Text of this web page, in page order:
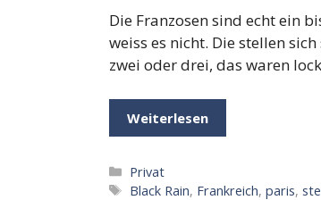
Die Franzosen sind echt ein
weiss es nicht. Die stellen
zwei oder drei, das waren
Weiterlesen
Kategorien
Privat
Schlagwörter
Black Rain, Frankreich,paris,